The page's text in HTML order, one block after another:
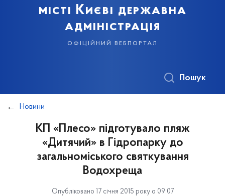
місті Києві державна
адміністрація
офіційний вебпортал
Пошук
Новини
КП «Плесо» підготувало пляж
«Дитячий» в Гідропарку до
загальноміського святкування
Водохреща
Опубліковано 17 січня 2015 року о 09:07